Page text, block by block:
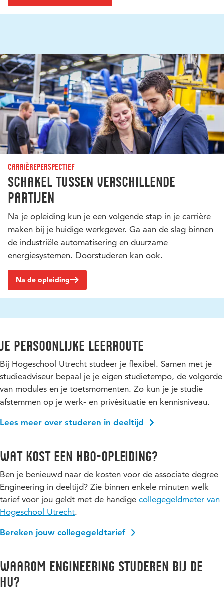
Carrièreperspectief
Schakel tussen verschillende
partijen
Na je opleiding kun je een volgende stap in je carrière
maken bij je huidige werkgever. Ga aan de slag binnen
de industriële automatisering en duurzame
energiesystemen. Doorstuderen kan ook.
Na de opleiding
Je persoonlijke leerroute
Bij Hogeschool Utrecht studeer je flexibel. Samen met je
studieadviseur bepaal je je eigen studietempo, de volgorde
van modules en je toetsmomenten. Zo kun je je studie
afstemmen op je werk- en privésituatie en kennisniveau.
Lees meer over studeren in deeltijd
Wat kost een hbo-opleiding?
Ben je benieuwd naar de kosten voor de associate degree
Engineering in deeltijd? Zie binnen enkele minuten welk
tarief voor jou geldt met de handige collegegeldmeter van
Hogeschool Utrecht.
Bereken jouw collegegeldtarief
Waarom Engineering studeren bij de
HU?